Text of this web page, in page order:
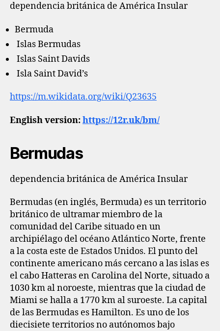
dependencia británica de América Insular
Bermuda
Islas Bermudas
Islas Saint Davids
Isla Saint David’s
https://m.wikidata.org/wiki/Q23635
English version:https://12r.uk/bm/
Bermudas
dependencia británica de América Insular
Bermudas (en inglés, Bermuda) es un territorio
británico de ultramar miembro de la
comunidad del Caribe situado en un
archipiélago del océano Atlántico Norte, frente
a la costa este de Estados Unidos. El punto del
continente americano más cercano a las islas es
el cabo Hatteras en Carolina del Norte, situado a
1030 km al noroeste, mientras que la ciudad de
Miami se halla a 1770 km al suroeste. La capital
de las Bermudas es Hamilton. Es uno de los
diecisiete territorios no autónomos bajo